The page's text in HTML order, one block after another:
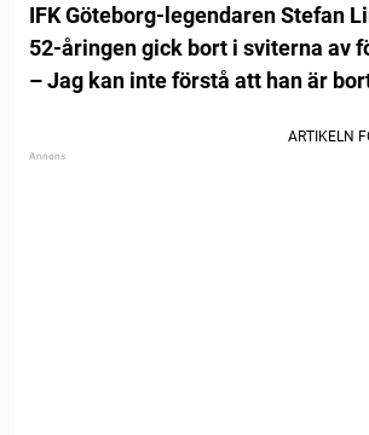
IFK Göteborg-legendaren Stefan
52-åringen gick bort i sviterna av
– Jag kan inte förstå att han är